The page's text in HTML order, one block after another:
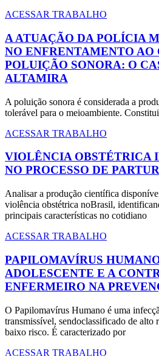
ACESSAR TRABALHO
A ATUAÇÃO DA POLÍCIA
NO ENFRENTAMENTO AO
POLUIÇÃO SONORA: O
ALTAMIRA
A poluição sonora é considerada a
tolerável para o meioambiente.
ACESSAR TRABALHO
VIOLÊNCIA OBSTÉTRICA
NO PROCESSO DE
Analisar a produção científica
violência obstétrica noBrasil,
principais características no cotidiano
ACESSAR TRABALHO
PAPILOMAVÍRUS
ADOLESCENTE E A
ENFERMEIRO NA
O Papilomavírus Humano é uma
transmissível, sendoclassificado de alto
baixo risco. É caracterizado por
ACESSAR TRABALHO